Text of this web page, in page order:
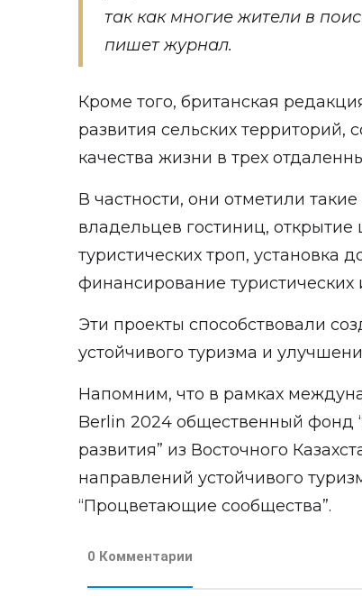
так как многие жители в
пишет журнал.
Кроме того, британская
развития сельских территорий,
качества жизни в трех
В частности, они отметили
владельцев гостиниц,
туристических троп, установка
финансирование
Эти проекты способствовали
устойчивого туризма и
Напомним, что в рамках
Berlin 2024 общественный фонд
развития” из Восточного
направлений устойчивого
“Процветающие сообщества”.
0 Комментарии